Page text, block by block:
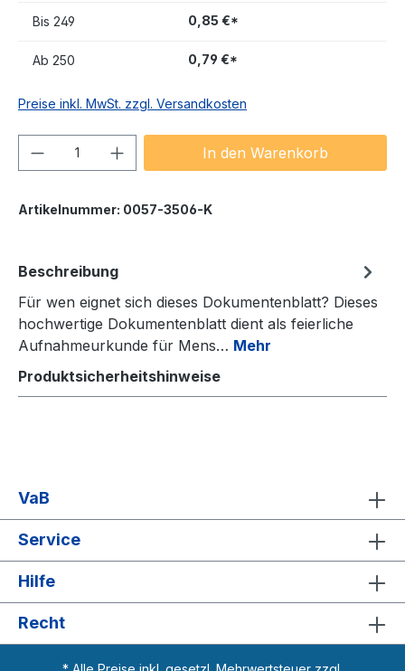
Bis 249 0,85 €*
Ab 250 0,79 €*
Preise inkl. MwSt. zzgl. Versandkosten
Produkt Anzahl: Gib denIn den Warenkorb
Artikelnummer: 0057-3506-K
Beschreibung
Für wen eignet sich dieses Dokumentenblatt? Dieses
hochwertige Dokumentenblatt dient als feierliche
Aufnahmeurkunde für Mens… Mehr
Produktsicherheitshinweise
VaB
Service
Hilfe
Recht